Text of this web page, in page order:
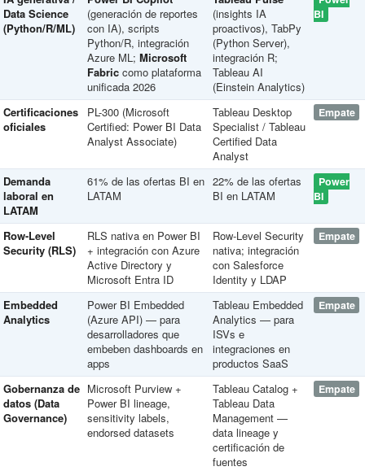
Data Science
(Python/R/ML)
(generación de reportes
con IA), scripts
Python/R, integración
Azure ML; Microsoft
Fabric como plataforma
unificada 2026
(insights IA
proactivos), TabPy
(Python Server),
integración R;
Tableau AI
(Einstein Analytics)
BI
Certificaciones
oficiales
PL-300 (Microsoft
Certified: Power BI Data
Analyst Associate)
Tableau Desktop
Specialist / Tableau
Certified Data
Analyst
Empate
Demanda
laboral en
LATAM
61% de las ofertas BI en
LATAM
22% de las ofertas
BI en LATAM
Power
BI
Row-Level
Security (RLS)
RLS nativa en Power BI
+ integración con Azure
Active Directory y
Microsoft Entra ID
Row-Level Security
nativa; integración
con Salesforce
Identity y LDAP
Empate
Embedded
Analytics
Power BI Embedded
(Azure API) — para
desarrolladores que
embeben dashboards en
apps
Tableau Embedded
Analytics — para
ISVs e
integraciones en
productos SaaS
Empate
Gobernanza de
datos (Data
Governance)
Microsoft Purview +
Power BI lineage,
sensitivity labels,
endorsed datasets
Tableau Catalog +
Tableau Data
Management —
data lineage y
certificación de
fuentes
Empate